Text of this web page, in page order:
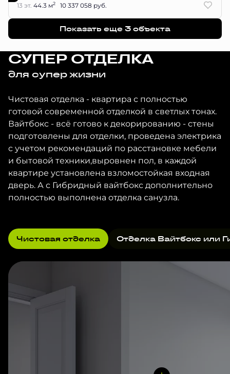
13 эт. 44.3 м2 10 337 058 руб.
Показать еще 3 объектa
СУПЕР ОТДЕЛКА
для супер жизни
Чистовая отделка - квартира с полностью
готовой современной отделкой в светлых тонах.
Вайтбокс - всё готово к декорированию - стены
подготовлены для отделки, проведена электрика
с учетом рекомендаций по расстановке мебели
и бытовой техники,выровнен пол, в каждой
квартире установлена взломостойкая входная
дверь. А с Гибридный вайтбокс дополнительно
полностью выполнена отделка санузла.
Чистовая отделка Отделка Вайтбокс или